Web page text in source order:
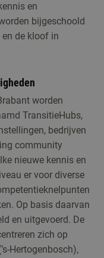
en
bijgeschoold
de kloof in
worden
TransitieHubs,
bedrijven
community
nieuwe kennis en
er voor diverse
Op basis daarvan
en uitgevoerd. De
zich op
Hertogenbosch),